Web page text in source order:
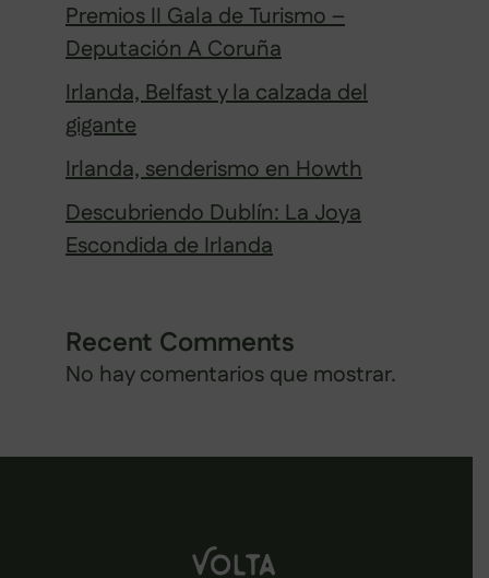
Premios II Gala de Turismo –
Deputación A Coruña
Irlanda, Belfast y la calzada del
gigante
Irlanda, senderismo en Howth
Descubriendo Dublín: La Joya
Escondida de Irlanda
Recent Comments
No hay comentarios que mostrar.